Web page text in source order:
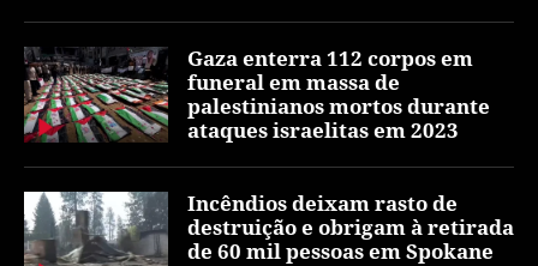
Gaza enterra 112 corpos em
funeral em massa de
palestinianos mortos durante
ataques israelitas em 2023
Incêndios deixam rasto de
destruição e obrigam à retirada
de 60 mil pessoas em Spokane